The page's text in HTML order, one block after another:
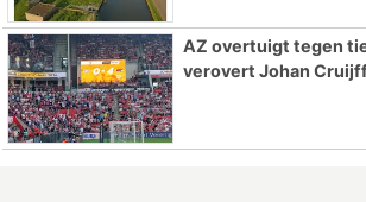
AZ overtuigt tegen
verovert Johan